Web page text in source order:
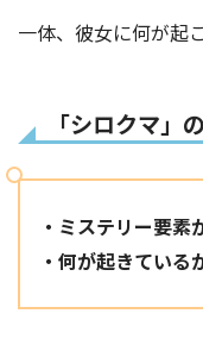
一体、彼女に何が起
「シロクマ」
・ミステリー要素
・何が起きている